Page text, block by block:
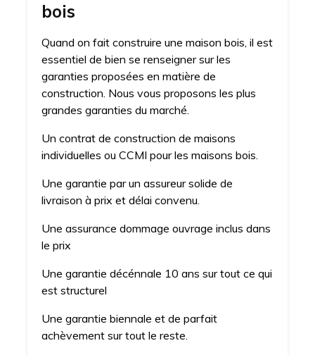
bois
Quand on fait construire une maison bois, il est
essentiel de bien se renseigner sur les
garanties proposées en matière de
construction. Nous vous proposons les plus
grandes garanties du marché.
Un contrat de construction de maisons
individuelles ou CCMI pour les maisons bois.
Une garantie par un assureur solide de
livraison à prix et délai convenu.
Une assurance dommage ouvrage inclus dans
le prix
Une garantie décénnale 10 ans sur tout ce qui
est structurel
Une garantie biennale et de parfait
achèvement sur tout le reste.